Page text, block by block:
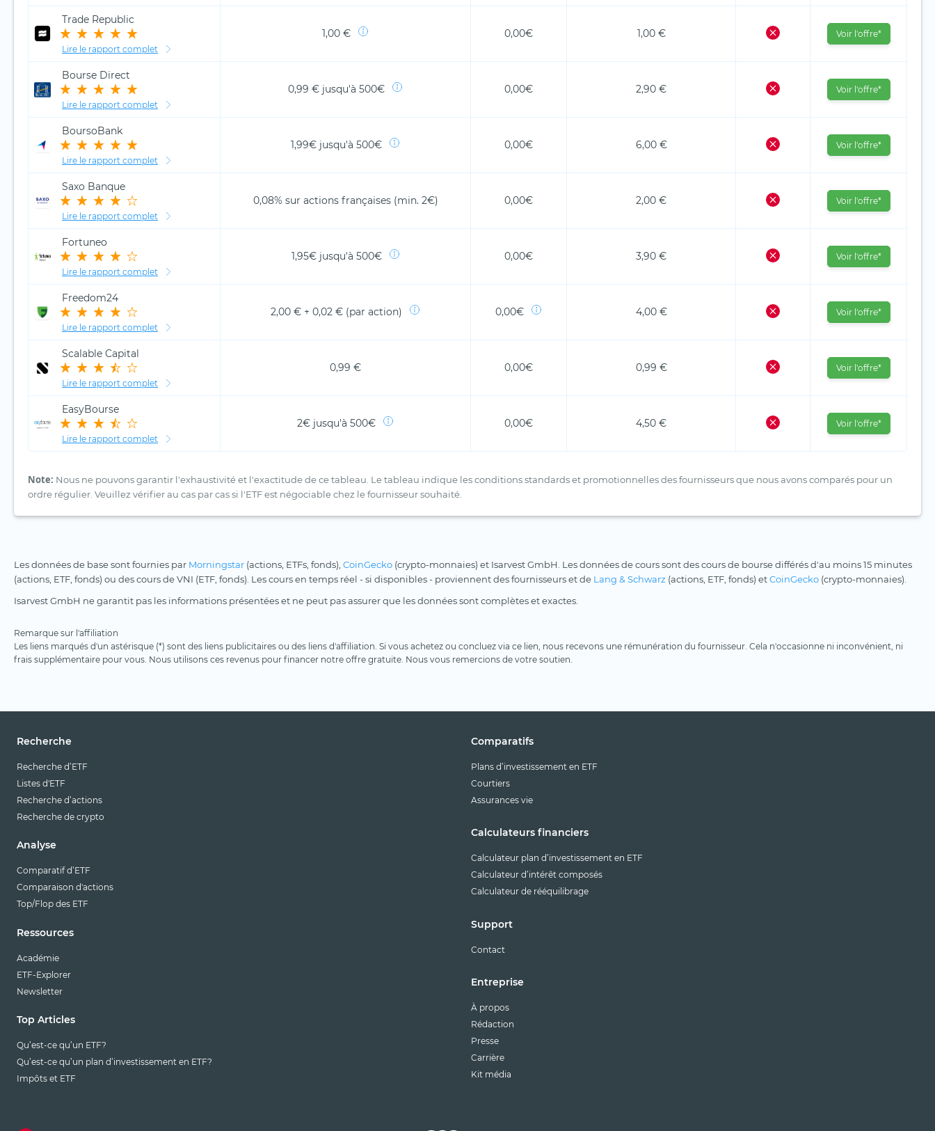
Trade Republic
Lire le rapport complet
1,00 € 0,00€ 1,00 € Voir l'offre*
Bourse Direct
Lire le rapport complet
0,99 € jusqu'à 500€ 0,00€ 2,90 € Voir l'offre*
BoursoBank
Lire le rapport complet
1,99€ jusqu'à 500€ 0,00€ 6,00 € Voir l'offre*
Saxo Banque
Lire le rapport complet
0,08% sur actions françaises (min. 2€) 0,00€ 2,00 € Voir l'offre*
Fortuneo
Lire le rapport complet
1,95€ jusqu'à 500€ 0,00€ 3,90 € Voir l'offre*
Freedom24
Lire le rapport complet
2,00 € + 0,02 € (par action) 0,00€ 4,00 € Voir l'offre*
Scalable Capital
Lire le rapport complet
0,99 € 0,00€ 0,99 € Voir l'offre*
EasyBourse
Lire le rapport complet
2€ jusqu'à 500€ 0,00€ 4,50 € Voir l'offre*
Note: Nous ne pouvons garantir l'exhaustivité et l'exactitude de ce tableau. Le tableau indique les conditions standards et promotionnelles des fournisseurs que nous avons comparés pour un
ordre régulier. Veuillez vérifier au cas par cas si l'ETF est négociable chez le fournisseur souhaité.
Les données de base sont fournies par Morningstar (actions, ETFs, fonds), CoinGecko (crypto-monnaies) et Isarvest GmbH. Les données de cours sont des cours de bourse différés d'au moins 15 minutes
(actions, ETF, fonds) ou des cours de VNI (ETF, fonds). Les cours en temps réel - si disponibles - proviennent des fournisseurs et de Lang & Schwarz (actions, ETF, fonds) etCoinGecko (crypto-monnaies).
Isarvest GmbH ne garantit pas les informations présentées et ne peut pas assurer que les données sont complètes et exactes.
Remarque sur l'affiliation
Les liens marqués d'un astérisque (*) sont des liens publicitaires ou des liens d'affiliation. Si vous achetez ou concluez via ce lien, nous recevons une rémunération du fournisseur. Cela n'occasionne ni inconvénient, ni
frais supplémentaire pour vous. Nous utilisons ces revenus pour financer notre offre gratuite. Nous vous remercions de votre soutien.
Recherche
Recherche d’ETF
Listes d'ETF
Recherche d’actions
Recherche de crypto
Analyse
Comparatif d’ETF
Comparaison d'actions
Top/Flop des ETF
Ressources
Académie
ETF-Explorer
Newsletter
Top Articles
Qu’est-ce qu’un ETF?
Qu’est-ce qu’un plan d’investissement en ETF?
Impôts et ETF
Comparatifs
Plans d’investissement en ETF
Courtiers
Assurances vie
Calculateurs financiers
Calculateur plan d’investissement en ETF
Calculateur d’intérêt composés
Calculateur de rééquilibrage
Support
Contact
Entreprise
À propos
Rédaction
Presse
Carrière
Kit média